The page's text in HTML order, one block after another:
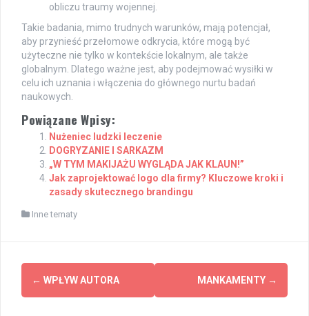
obliczu traumy wojennej.
Takie badania, mimo trudnych warunków, mają potencjał,
aby przynieść przełomowe odkrycia, które mogą być
użyteczne nie tylko w kontekście lokalnym, ale także
globalnym. Dlatego ważne jest, aby podejmować wysiłki w
celu ich uznania i włączenia do głównego nurtu badań
naukowych.
Powiązane Wpisy:
Nużeniec ludzki leczenie
DOGRYZANIE I SARKAZM
„W TYM MAKIJAŻU WYGLĄDA JAK KLAUN!”
Jak zaprojektować logo dla firmy? Kluczowe kroki i
zasady skutecznego brandingu
Inne tematy
Post
navigation
← WPŁYW AUTORA MANKAMENTY →